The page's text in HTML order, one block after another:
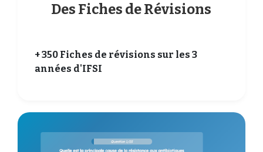
Des Fiches de Révisions
+ 350 Fiches de révisions sur les 3
années d'IFSI